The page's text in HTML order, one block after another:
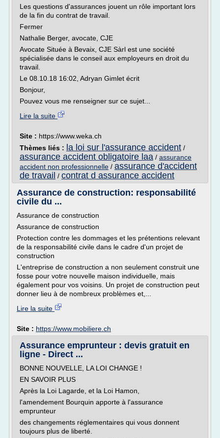
Les questions d'assurances jouent un rôle important lors
de la fin du contrat de travail.
Fermer
Nathalie Berger, avocate, CJE
Avocate Située à Bevaix, CJE Sàrl est une société
spécialisée dans le conseil aux employeurs en droit du
travail.
Le 08.10.18 16:02, Adryan Gimlet écrit
Bonjour,
Pouvez vous me renseigner sur ce sujet...
Lire la suite
Site : https://www.weka.ch
Thèmes liés : la loi sur l'assurance accident /
assurance accident obligatoire laa / assurance
accident non professionnelle / assurance d'accident
de travail / contrat d assurance accident
Assurance de construction: responsabilité
civile du ...
Assurance de construction
Assurance de construction
Protection contre les dommages et les prétentions relevant
de la responsabilité civile dans le cadre d'un projet de
construction
L'entreprise de construction a non seulement construit une
fosse pour votre nouvelle maison individuelle, mais
également pour vos voisins. Un projet de construction peut
donner lieu à de nombreux problèmes et,...
Lire la suite
Site : https://www.mobiliere.ch
Assurance emprunteur : devis gratuit en
ligne - Direct ...
BONNE NOUVELLE, LA LOI CHANGE !
EN SAVOIR PLUS
Après la Loi Lagarde, et la Loi Hamon,
l'amendement Bourquin apporte à l'assurance
emprunteur
des changements réglementaires qui vous donnent
toujours plus de liberté.